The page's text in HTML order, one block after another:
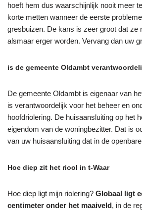
hoeft hem dus waarschijnlijk nooit meer
korte metten wanneer de eerste
gresbuizen. De kans is zeer groot dat ze
alsmaar erger worden. Vervang dan uw
is de gemeente Oldambt
De gemeente Oldambt is eigenaar van
is verantwoordelijk voor het beheer en
hoofdriolering. De huisaansluiting op het
eigendom van de woningbezitter. Dat is
van uw huisaansluiting dat in de
Hoe diep zit het riool in t-Waar
Hoe diep ligt mijn riolering? Globaal ligt
centimeter onder het maaiveld, in de